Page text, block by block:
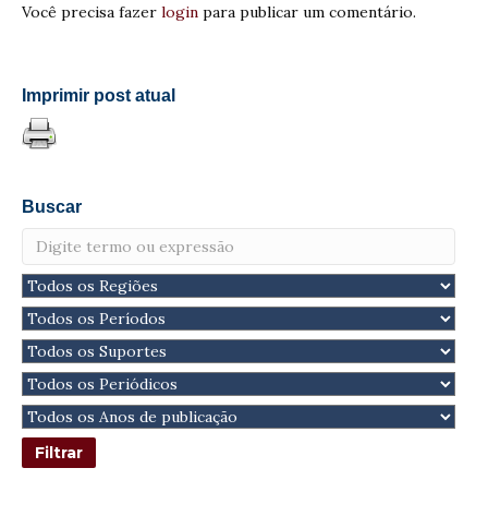
Você precisa fazer login para publicar um comentário.
Imprimir post atual
Buscar